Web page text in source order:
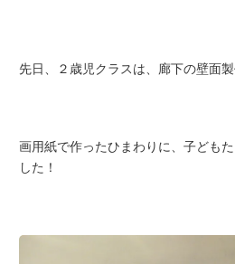
先日、２歳児クラスは、廊下の壁面製
画用紙で作ったひまわりに、子ども
した！